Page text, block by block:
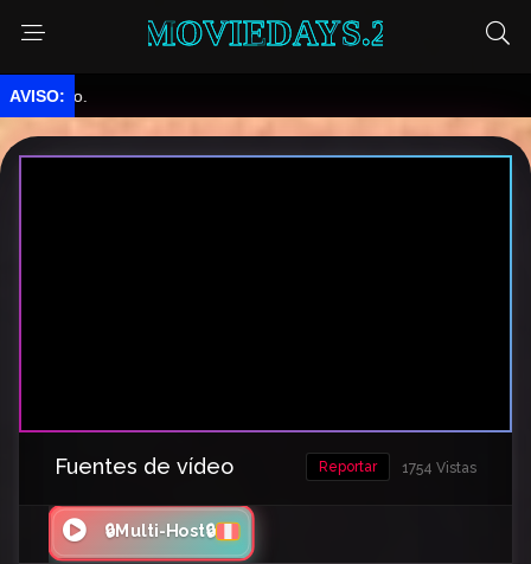
MOVIEDAYS.2
Fuentes de vídeo 1754 Vistas
Reportar
🔒Multi-Host🔒